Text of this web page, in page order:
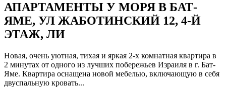
АПАРТАМЕНТЫ У МОРЯ В БАТ-
ЯМЕ, УЛ ЖАБОТИНСКИЙ 12, 4-Й
ЭТАЖ, ЛИ
Новая, очень уютная, тихая и яркая 2-х комнатная квартира в
2 минутах от одного из лучших побережьев Израиля в г. Бат-
Яме. Квартира оснащена новой мебелью, включающую в себя
двуспальную кровать...